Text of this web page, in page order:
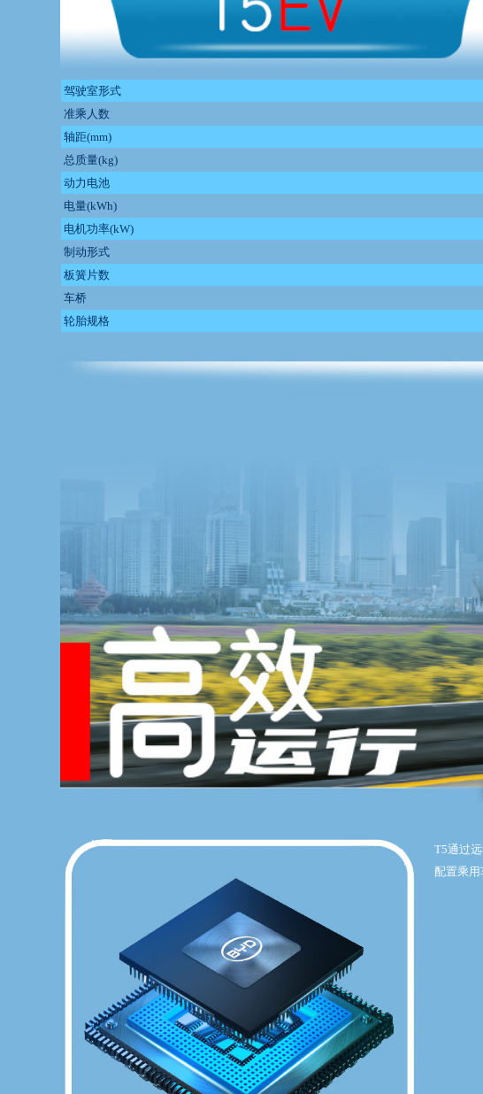
驾驶室形式
准乘人数
轴距(mm)
总质量(kg)
动力电池
电量(kWh)
电机功率(kW)
制动形式
板簧片数
车桥
轮胎规格
T5通过
配置乘